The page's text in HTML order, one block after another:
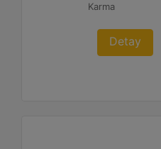
Karma
Detay